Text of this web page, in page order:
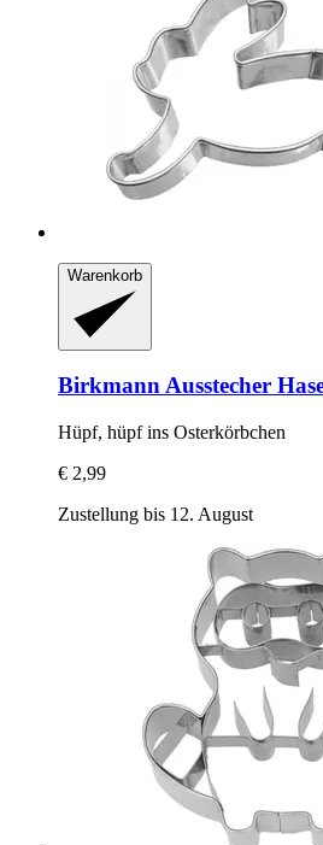
Warenkorb
BirkmannAusstecher
Hüpf, hüpf ins Osterkörbchen
€ 2,99
Zustellung bis 12. August